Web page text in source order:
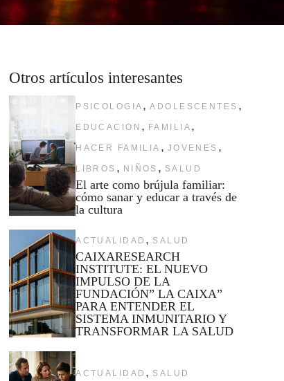
Otros artículos interesantes
PSICOLOGIA , ADOLESCENTES ,
EDUCACION , FAMILIA ,
HACER FAMILIA , JOVENES ,
LIBROS , NIÑOS , SALUD
El arte como brújula familiar:
cómo sanar y educar a través de
la cultura
ACTUALIDAD , SALUD
CAIXARESEARCH
INSTITUTE: EL NUEVO
IMPULSO DE LA
FUNDACIÓN” LA CAIXA”
PARA ENTENDER EL
SISTEMA INMUNITARIO Y
TRANSFORMAR LA SALUD
ACTUALIDAD , SALUD